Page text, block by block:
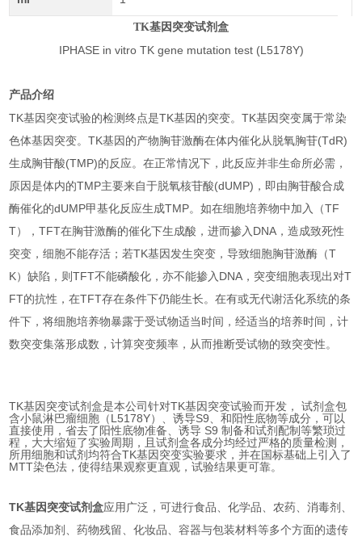
TK基因突变试剂盒
IPHASE in vitro TK gene mutation test (L5178Y)
产品介绍
TK基因突变试验的检测终点是TK基因的突变。TK基因突变属于常染
色体基因突变。TK基因的产物胸苷激酶在体内催化从脱氧胸苷(TdR)
生成胸苷酸(TMP)的反应。在正常情况下，此反应并非生命所必需，
原因是体内的TMP主要来自于脱氧核苷酸(dUMP)，即由胸苷酸合成
酶催化的dUMP甲基化反应生成TMP。如在细胞培养物中加入（TF
T），TFT在胸苷激酶的催化下生成酸，进而掺入DNA，造成致死性
突变，细胞不能存活；若TK基因发生突变，导致细胞胸苷激酶（T
K）缺陷，则TFT不能磷酸化，亦不能掺入DNA，突变细胞表现出对T
FT的抗性，在TFT存在条件下仍能生长。在有或无代谢活化系统的条
件下，将细胞培养物暴露于受试物适当时间，经适当的培养时间，计
数突变集落形成数，计算突变频率，从而推断受试物的致突变性。
TK基因突变试剂盒是本公司针对TK基因突变试验而开发， 试剂盒包
含小鼠淋巴瘤细胞（L5178Y）
、诱导S9、和阳性底物等成分，可以
直接使用，省去了阳性底物准备、诱导 S9 制备和试剂配制等繁琐过
程，大大缩短了实验周期，且试剂盒各成分均经过严格的质量检测，
所用细胞和试剂均符合TK基因突变实验要求，并在国标基础上引入了
MTT染色法，使得结果观察更直观，试验结果更可靠。
TK基因突变试剂盒应用广泛，可进行食品、化学品、农药、消毒剂、
食品添加剂、药物残留、化妆品、容器与包装材料等多个方面的遗传